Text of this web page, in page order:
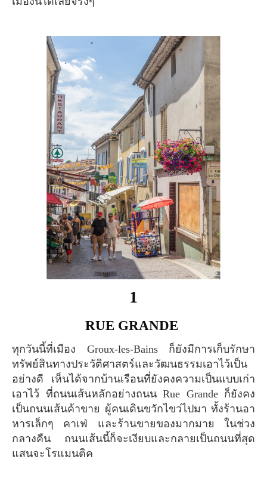
1
RUE GRANDE
ทุกวันนี้ที่เมือง Groux-les-Bains ก็ยังมีการเก็บรักษา
ทรัพย์สินทางประวัติศาสตร์และวัฒนธรรมเอาไว้เป็น
อย่างดี เห็นได้จากบ้านเรือนที่ยังคงความเป็นแบบเก่า
เอาไว้ ที่ถนนเส้นหลักอย่างถนน Rue Grande ก็ยังคง
เป็นถนนเส้นค้าขาย ผู้คนเดินขวักไขว่ไปมา ทั้งร้านอา
หารเล็กๆ คาเฟ่ และร้านขายของมากมาย ในช่วง
กลางคืน ถนนเส้นนี้ก็จะเงียบและกลายเป็นถนนที่สุด
แสนจะโรแมนติค